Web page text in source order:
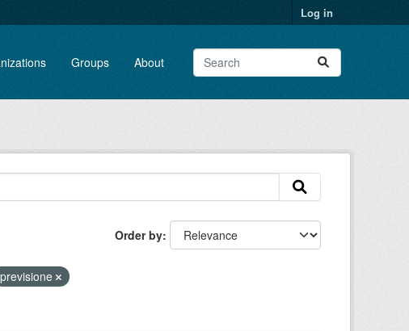
Log in
Groups About
Order by
previsione